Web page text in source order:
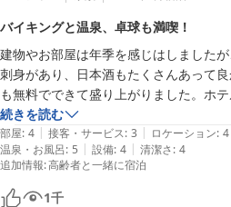
また、ハッピーアワーでのアルコー
や湯上がりのアイスキャンディーな
ビスも堪能いただけたようで何より
館内でのちょっとしたひとときも旅の
後もサービスの充実に努めてまいりま
これからも皆様に心地よいひとときを
してまいりますので、機会がございま
バイキングと温泉、卓球も満喫！
建物やお部屋は年季を感じはしました
刺身があり、日本酒もたくさんあって
も無料でできて盛り上がりました。ホ
です。温泉はとろみがあるお湯質ですべ
続きを読む
部屋: 4 | 接客・サービス: 3 | ロケーション: 4
温泉・お風呂: 5 | 設備: 4 | 清潔さ: 4
追加情報:高齢者と一緒に宿泊
1千